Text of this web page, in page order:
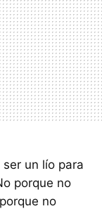
un lío para
porque no
no